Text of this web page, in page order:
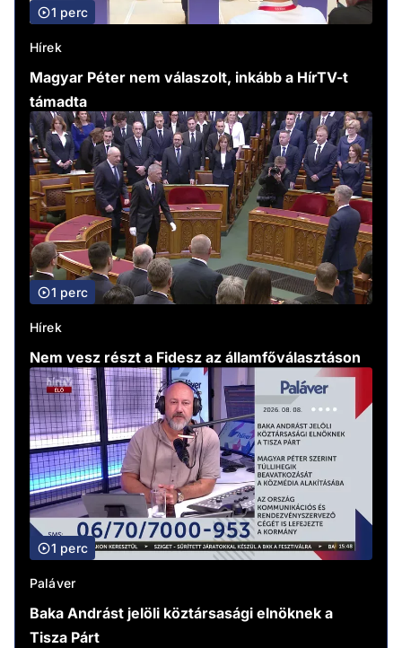
1 perc
Hírek
Magyar Péter nem válaszolt, inkább a HírTV-t
támadta
1 perc
Hírek
Nem vesz részt a Fidesz az államfőválasztáson
1 perc
Paláver
Baka Andrást jelöli köztársasági elnöknek a
Tisza Párt